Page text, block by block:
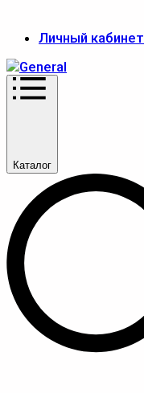
Личный кабинет
Каталог